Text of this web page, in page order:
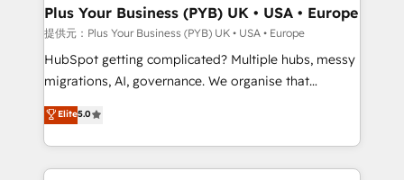
B2B SEO, paid media, and content. We work with
enterprise and growth-led companies across
technology, professional services, financial services
and industrial sectors. Offices in Johannesburg, Cape
implementations delivered. AI visibility coverage
across ChatGPT, Claude, Perplexity, Gemini and
Plus Your Business (PYB) UK • USA • Europe
提供元：Plus Your Business (PYB) UK • USA • Europe
HubSpot getting complicated? Multiple hubs, messy
migrations, AI, governance. We organise that
complexity, so your team can put HubSpot to work...
Welcome to our Profile! We help with: • CRM
implementation, reports, workflows, and team
training • CRM migration from Salesforce, Pipedrive,
Elite5.0